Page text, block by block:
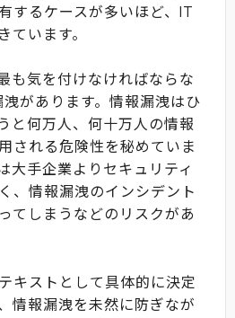
するケースが多いほど、IT
ています。
も気を付けなければならな
があります。情報漏洩はひ
と何万人、何十万人の情報
される危険性を秘めていま
大手企業よりセキュリティ
、情報漏洩のインシデント
てしまうなどのリスクがあ
キストとして具体的に決定
情報漏洩を未然に防ぎなが